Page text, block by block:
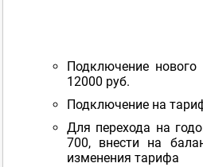
Подключение нового
12000 руб.
Подключение на
Для перехода на
700, внести на
изменения тарифа